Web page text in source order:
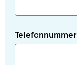
Telefonnummer